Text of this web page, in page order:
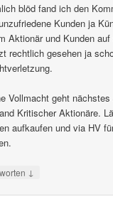
blöd fand ich den
Kunden ja
Aktionär und Kunden
rechtlich gesehen ja
Vollmacht geht
Kritischer Aktionäre.
aufkaufen und via HV
↓